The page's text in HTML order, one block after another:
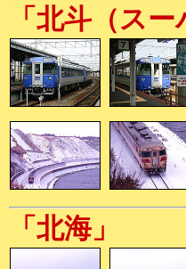
「北斗（スー
「北海」